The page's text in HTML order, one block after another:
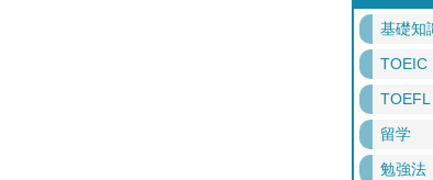
基礎知
TOEIC
TOEFL
留学
勉強法